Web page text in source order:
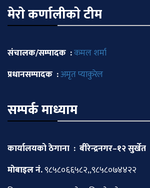
मेराे कर्णालीकाे टीम
संचालक/सम्पादक :कमल शर्मा
प्रधानसम्पादक :अमृत प्याकुरेल
सम्पर्क माध्याम
कार्यालयको ठेगाना : बीरेन्द्रनगर–१२ सुर्खेत
माेबाइल नं.९८५८०६६५८२,,९८५८०७४४२२